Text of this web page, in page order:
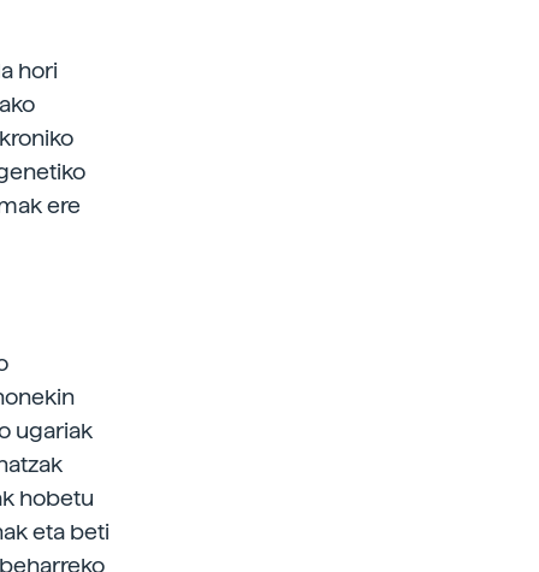
hori
ere
ugariak
hobetu
eta beti